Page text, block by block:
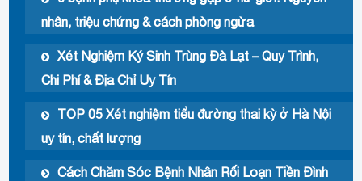
nhân, triệu chứng & cách phòng ngừa
Xét Nghiệm Ký Sinh Trùng Đà Lạt – Quy Trình,
Chi Phí & Địa Chỉ Uy Tín
TOP 05 Xét nghiệm tiểu đường thai kỳ ở Hà Nội
uy tín, chất lượng
Cách Chăm Sóc Bệnh Nhân Rối Loạn Tiền Đình